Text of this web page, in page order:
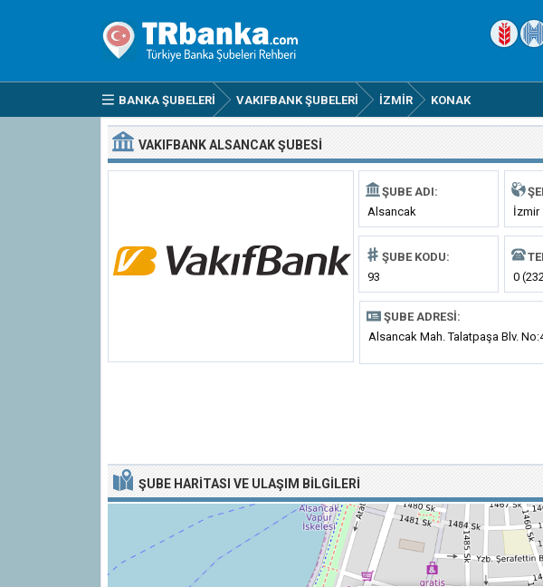
BANKA ŞUBELERI VAKIFBANK ŞUBELERI İZMIR KONAK
VAKIFBANK ALSANCAK ŞUBESI
ŞUBE ADI:
Alsancak
İzmir
ŞUBE KODU:
93
0
ŞUBE ADRESI:
Alsancak Mah. Talatpaşa Blv.
ŞUBE HARITASI VE ULAŞIM BILGILERI